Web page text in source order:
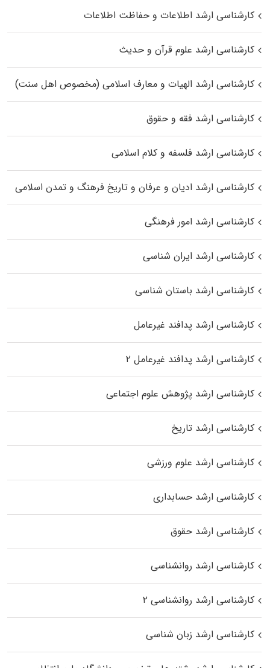
کارشناسی ارشد اطلاعات و حفاظت اطلاعات
کارشناسی ارشد علوم قرآن و حدیث
کارشناسی ارشد الهیات و معارف اسلامی (مخصوص اهل سنت)
کارشناسی ارشد فقه و حقوق
کارشناسی ارشد فلسفه و کلام اسلامی
کارشناسی ارشد ادیان و عرفان و تاریخ فرهنگ و تمدن اسلامی
کارشناسی ارشد امور فرهنگی
کارشناسی ارشد ایران شناسی
کارشناسی ارشد باستان شناسی
کارشناسی ارشد پدافند غیرعامل
کارشناسی ارشد پدافند غیرعامل ۲
کارشناسی ارشد پژوهش علوم اجتماعی
کارشناسی ارشد تاریخ
کارشناسی ارشد علوم ورزشی
کارشناسی ارشد حسابداری
کارشناسی ارشد حقوق
کارشناسی ارشد روانشناسی
کارشناسی ارشد روانشناسی ۲
کارشناسی ارشد زبان شناسی